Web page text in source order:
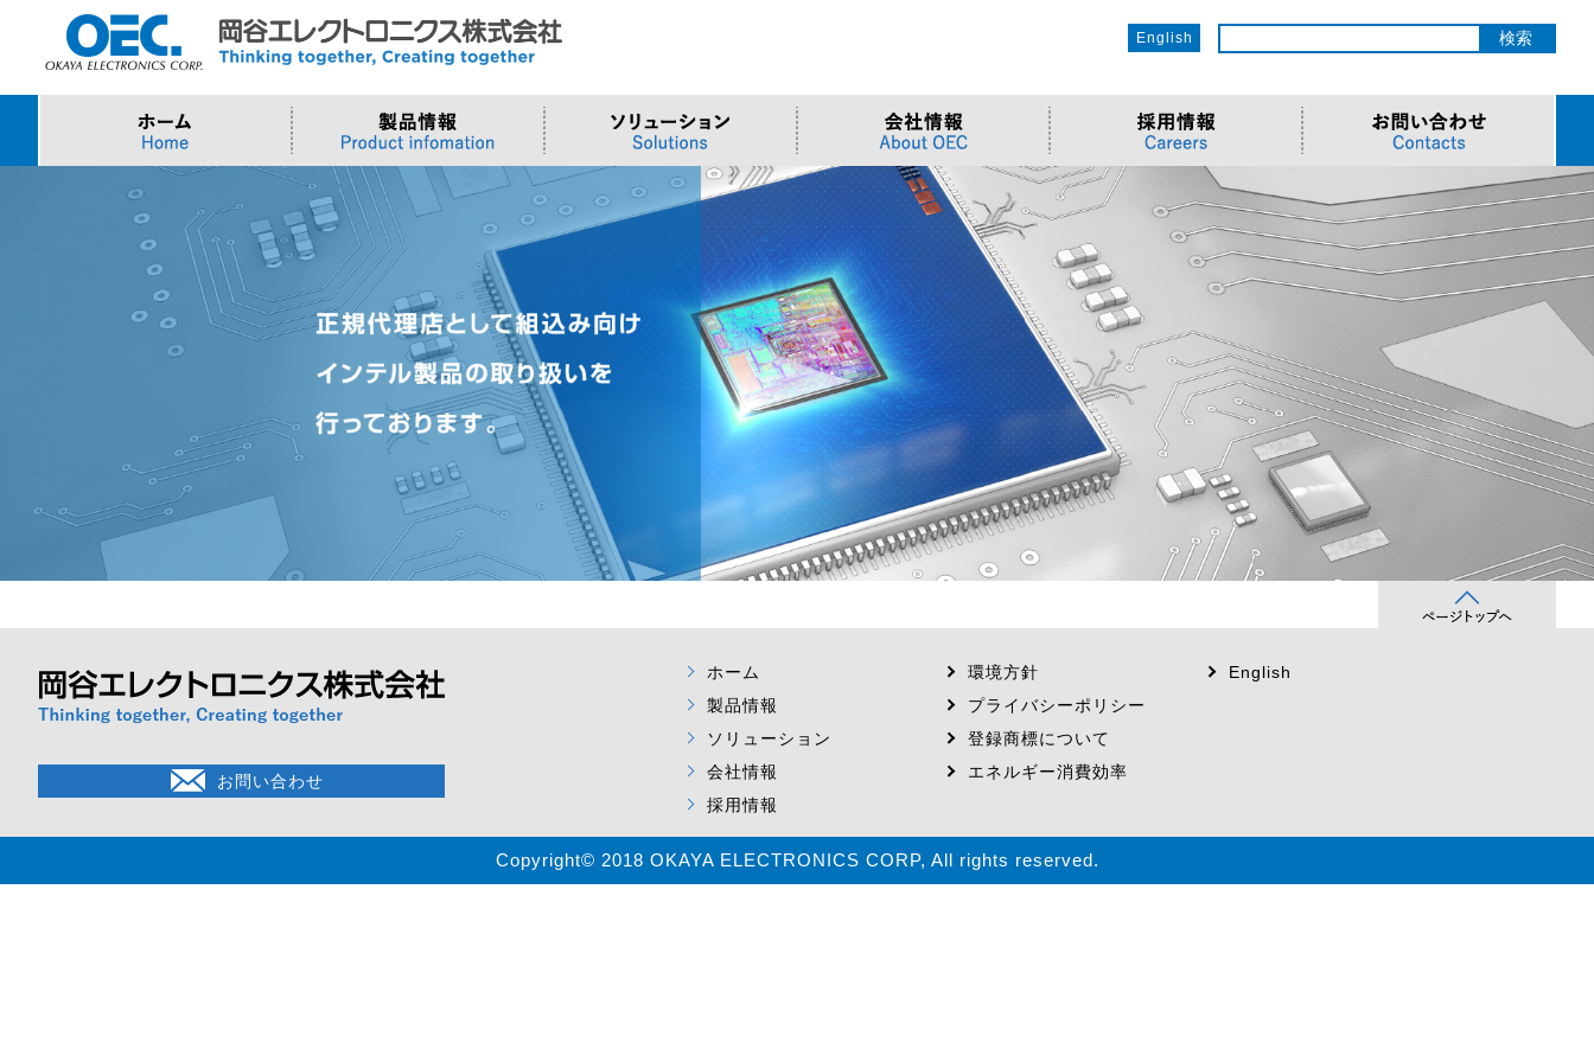
English
>Intel (IoT/Embedded)
>Intel Arc Graphics
ソフトウェア・クラウド
>Microsoft Azure
>Windows IoT
>Trellix
>AMI
システム
>Embeddedシステム
>オンライン資格確認端末
>周辺デバイス
サーバー/ネットワーク
>Supermicro
>液体冷却ソリューション
>DCBBS
>Components
>Semiconductor
>Automotive
>インテル IoTソリューション
>評価開発キット
>LLMソリューション
スマートシティ・DX
>ナガレミル / 人流・交通観測
>OTセキュリティ
>Edgeシリーズ
>Elementシリーズ
>Stellarシリーズ
>ものづくりソリューション
>有償技術サービス
>小型PCソリューション
>カスタムPCソリューション
>台湾ソリューション
>地デジテレビ
>海外電子部品選定
>トップメッセージ >沿革 >拠点一覧
>OECのCSR
>社会への取り組み
>環境への取り組み
>社員との関わり
>その他・採用お問い合わせ >当社向けご提案フォーム
お問い合わせ
ホーム
製品情報
ソリューション
会社情報
採用情報
環境方針
プライバシーポリシー
登録商標について
エネルギー消費効率
English
Copyright© 2018 OKAYA ELECTRONICS CORP, All rights reserved.